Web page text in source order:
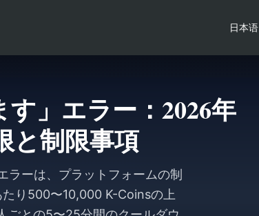
日本语
」エラー：2026年
と制限事項
ーは、プラットフォームの制
り500〜10,000 K-Coinsの上